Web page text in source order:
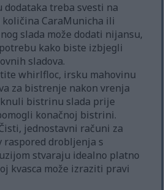
dodataka treba svesti na
količina CaraMunicha ili
slada može dodati nijansu,
kako biste izbjegli
sladova.
whirlfloc, irsku mahovinu
za bistrenje nakon vrenja
bistrinu slada prije
konačnoj bistrini.
jednostavni računi za
drobljenja s
stvaraju idealno platno
kvasca može izraziti pravi